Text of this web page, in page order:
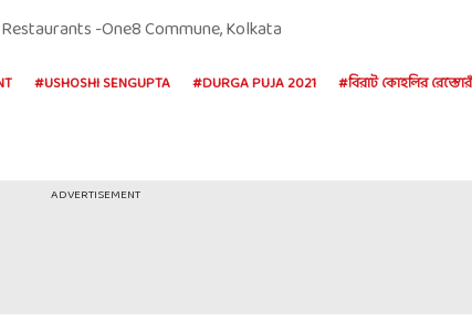
-One8 Commune, Kolkata
#USHOSHI SENGUPTA #DURGA PUJA 2021 #বিরাট কোহলির
ADVERTISEMENT